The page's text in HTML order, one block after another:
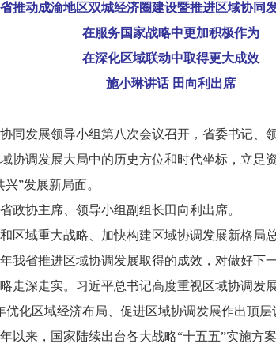
推动成渝地区双城经济圈建设暨推进区域协同
在服务国家战略中更加积极作为
在深化区域联动中取得更大成效
施小琳讲话 田向利出席
发展领导小组第八次会议召开，省委书记、
协调发展大局中的历史方位和时代坐标，立
”发展新局面。
协主席、领导小组副组长田向利出席。
域重大战略、加快构建区域协调发展新格局
省推进区域协调发展取得的成效，对做好下
深走实。习近平总书记高度重视区域协调发
化区域经济布局、促进区域协调发展作出顶
以来，国家陆续出台各大战略“十五五”实施